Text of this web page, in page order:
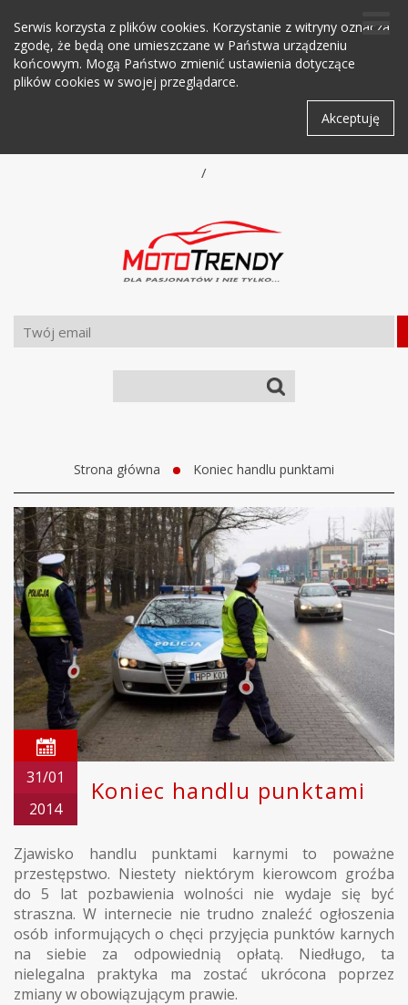
Serwis korzysta z plików cookies. Korzystanie z witryny oznacza
zgodę, że będą one umieszczane w Państwa urządzeniu
końcowym. Mogą Państwo zmienić ustawienia dotyczące
plików cookies w swojej przeglądarce.
Akceptuję
/
Strona główna Koniec handlu punktami
31/01
2014
Koniec handlu punktami
Zjawisko handlu punktami karnymi to poważne
przestępstwo. Niestety niektórym kierowcom groźba
do 5 lat pozbawienia wolności nie wydaje się być
straszna. W internecie nie trudno znaleźć ogłoszenia
osób informujących o chęci przyjęcia punktów karnych
na siebie za odpowiednią opłatą. Niedługo, ta
nielegalna praktyka ma zostać ukrócona poprzez
zmiany w obowiązującym prawie.